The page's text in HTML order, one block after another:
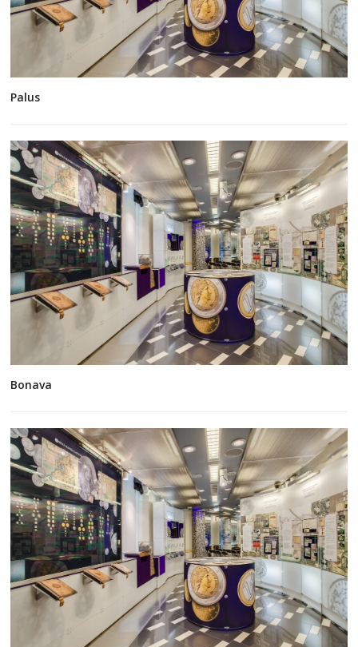
Palus
Bonava